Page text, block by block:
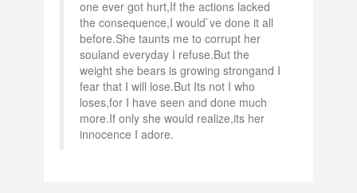
one ever got hurt,If the actions lacked
the consequence,I would`ve done it all
before.She taunts me to corrupt her
souland everyday I refuse.But the
weight she bears is growing strongand I
fear that I will lose.But Its not I who
loses,for I have seen and done much
more.If only she would realize,its her
innocence I adore.